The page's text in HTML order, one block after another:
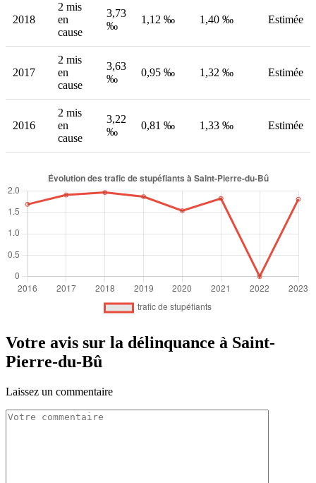
2018
2 mis
en
cause
3,73
‰
1,12 ‰ 1,40 ‰ Estimée
2017
2 mis
en
cause
3,63
‰
0,95 ‰ 1,32 ‰ Estimée
2016
2 mis
en
cause
3,22
‰
0,81 ‰ 1,33 ‰ Estimée
Votre avis sur la délinquance à Saint-
Pierre-du-Bû
Laissez un commentaire